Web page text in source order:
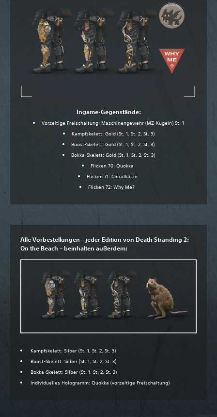
Ingame-Gegenstände:
Vorzeitige Freischaltung: Maschinengewehr (MZ-Kugeln) St. 1
Kampfskelett: Gold (St. 1, St. 2, St. 3)
Boost-Skelett: Gold (St. 1, St. 2, St. 3)
Bokka-Skelett: Gold (St. 1, St. 2, St. 3)
Flicken 70: Quokka
Flicken 71: Chiralkatze
Flicken 72: Why Me?
Alle Vorbestellungen – jeder Edition von Death Stranding 2:
On the Beach – beinhalten außerdem:
Kampfskelett: Silber (St. 1, St. 2, St. 3)
Boost-Skelett: Silber (St. 1, St. 2, St. 3)
Bokka-Skelett: Silber (St. 1, St. 2, St. 3)
Individuelles Hologramm: Quokka (vorzeitige Freischaltung)